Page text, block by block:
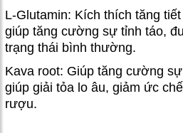
L-Glutamin: Kích thích tăng
giúp tăng cường sự tỉnh táo,
trạng thái bình thường.
Kava root: Giúp tăng cường
giúp giải tỏa lo âu, giảm ức
rượu.